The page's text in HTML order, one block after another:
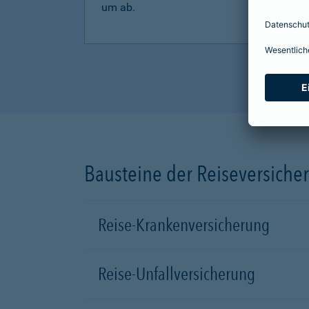
um ab.
Bausteine der
Reise-Krankenversicherung
Reise-Unfallversicherung